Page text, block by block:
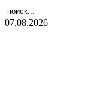
07.08.2026